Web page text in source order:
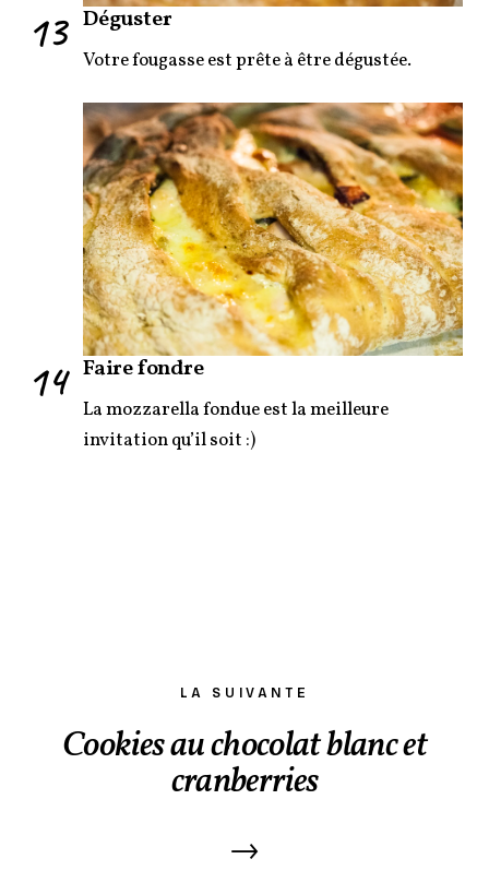
13 Déguster
Votre fougasse est prête à être dégustée.
14 Faire fondre
La mozzarella fondue est la meilleure
invitation qu’il soit :)
LA SUIVANTE
Cookies au chocolat blanc et
cranberries
→